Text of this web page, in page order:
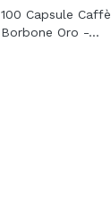
100 Capsule Caffè
Borbone Oro -...